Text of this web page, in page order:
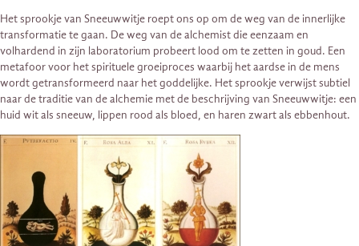
Het sprookje van Sneeuwwitje roept ons op om de weg van de innerlijke
transformatie te gaan. De weg van de alchemist die eenzaam en
volhardend in zijn laboratorium probeert lood om te zetten in goud. Een
metafoor voor het spirituele groeiproces waarbij het aardse in de mens
wordt getransformeerd naar het goddelijke. Het sprookje verwijst subtiel
naar de traditie van de alchemie met de beschrijving van Sneeuwwitje: een
huid wit als sneeuw, lippen rood als bloed, en haren zwart als ebbenhout.